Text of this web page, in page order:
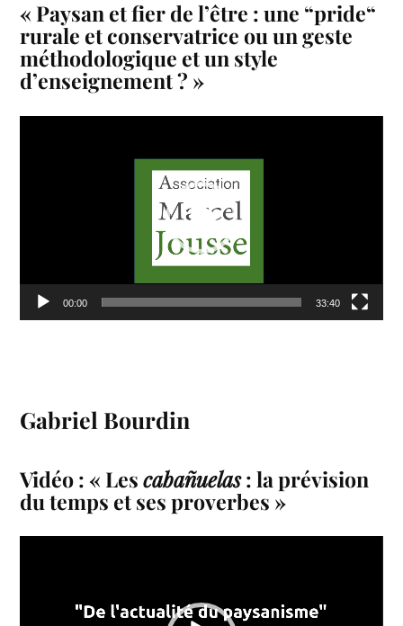
« Paysan et fier de l’être : une “pride“
rurale et conservatrice ou un geste
méthodologique et un style
d’enseignement ? »
00:00 33:40
Gabriel Bourdin
Vidéo : « Lescabañuelas: la prévision
du temps et ses proverbes »